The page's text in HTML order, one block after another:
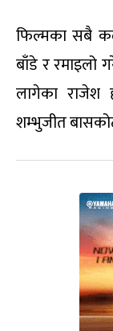
फिल्मका सबै
बाँडे र रमाइलो
लागेका राजेश
शम्भुजीत